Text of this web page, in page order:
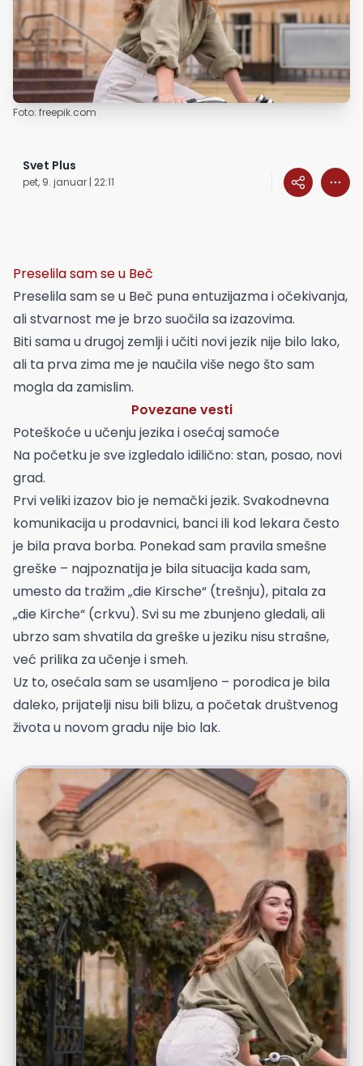
Foto: freepik.com
Svet Plus
pet, 9. januar | 22:11
Preselila sam se u Beč
Preselila sam se u Beč puna entuzijazma i očekivanja,
ali stvarnost me je brzo suočila sa izazovima.
Biti sama u drugoj zemlji i učiti novi jezik nije bilo lako,
ali ta prva zima me je naučila više nego što sam
mogla da zamislim.
Povezane vesti
Poteškoće u učenju jezika i osećaj samoće
Na početku je sve izgledalo idilično: stan, posao, novi
grad.
Prvi veliki izazov bio je nemački jezik. Svakodnevna
komunikacija u prodavnici, banci ili kod lekara često
je bila prava borba. Ponekad sam pravila smešne
greške – najpoznatija je bila situacija kada sam,
umesto da tražim „die Kirsche“ (trešnju), pitala za
„die Kirche“ (crkvu). Svi su me zbunjeno gledali, ali
ubrzo sam shvatila da greške u jeziku nisu strašne,
već prilika za učenje i smeh.
Uz to, osećala sam se usamljeno – porodica je bila
daleko, prijatelji nisu bili blizu, a početak društvenog
života u novom gradu nije bio lak.